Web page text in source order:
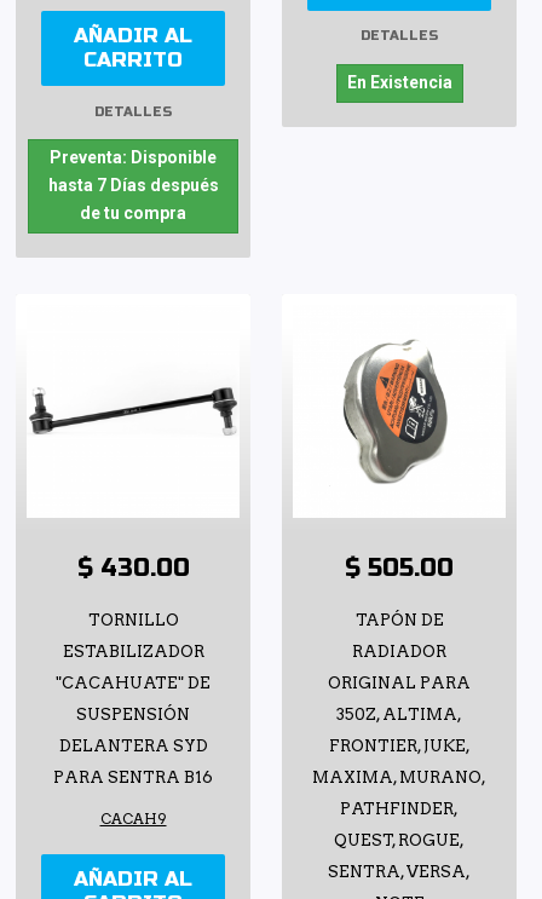
AÑADIR AL
CARRITO
DETALLES
Preventa: Disponible
hasta 7 Días después
de tu compra
DETALLES
En Existencia
$ 430.00
TORNILLO
ESTABILIZADOR
"CACAHUATE" DE
SUSPENSIÓN
DELANTERA SYD
PARA SENTRA B16
CACAH9
AÑADIR AL
$ 505.00
TAPÓN DE
RADIADOR
ORIGINAL PARA
350Z, ALTIMA,
FRONTIER, JUKE,
MAXIMA, MURANO,
PATHFINDER,
QUEST, ROGUE,
SENTRA, VERSA,